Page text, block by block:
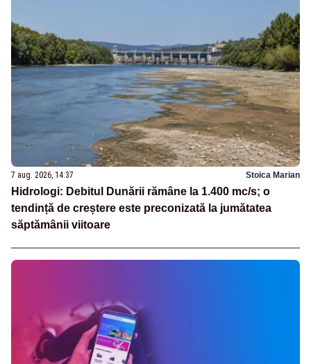
7 aug. 2026, 14:37 Stoica Marian
Hidrologi: Debitul Dunării rămâne la 1.400 mc/s; o
tendință de creștere este preconizată la jumătatea
săptămânii viitoare